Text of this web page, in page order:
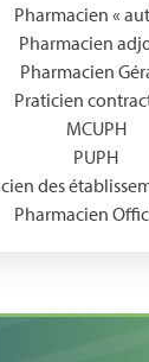
Pharmacien «
Pharmacien
Pharmacien
Praticien
MCUPH
PUPH
des
Pharmacien